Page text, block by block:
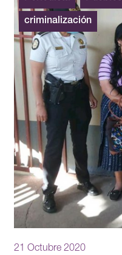
21 Octubre 2020
criminalización